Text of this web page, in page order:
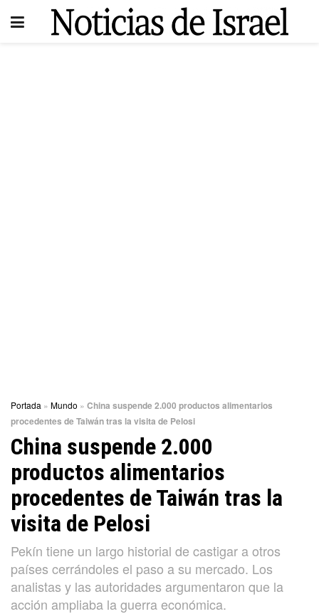
Portada » Mundo » China suspende 2.000 productos alimentarios
procedentes de Taiwán tras la visita de Pelosi
China suspende 2.000
productos alimentarios
procedentes de Taiwán tras la
visita de Pelosi
Pekín tiene un largo historial de castigar a otros
países cerrándoles el paso a su mercado. Los
analistas y las autoridades argumentaron que la
acción ampliaba la guerra económica.